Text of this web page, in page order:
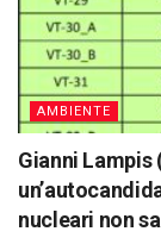
AMBIENTE
Gianni Lampis
nucleari non